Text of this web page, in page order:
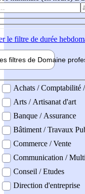
le filtre de durée
filtres de Domaine pro
professionel
Achats / Comptabilité
Arts / Artisanat d'art
Banque / Assurance
Bâtiment / Travaux
Commerce / Vente
Communication /
Conseil / Etudes
Direction d'entreprise